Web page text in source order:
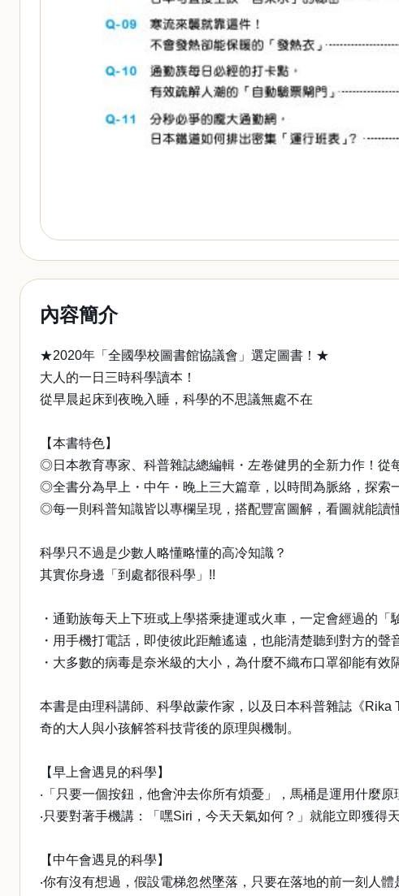
內容簡介
★2020年「全國學校圖書館協議會」選定圖書！★
大人的一日三時科學讀本！
從早晨起床到夜晚入睡，科學的不思議無處不在
【本書特色】
◎日本教育專家、科普雜誌總編輯・左卷健男的全新力作！從
◎全書分為早上・中午・晚上三大篇章，以時間為脈絡，探索
◎每一則科普知識皆以專欄呈現，搭配豐富圖解，看圖就能讀
科學只不過是少數人略懂略懂的高冷知識？
其實你身邊「到處都很科學」!!
・通勤族每天上下班或上學搭乘捷運或火車，一定會經過的「
・用手機打電話，即使彼此距離遙遠，也能清楚聽到對方的聲
・大多數的病毒是奈米級的大小，為什麼不織布口罩卻能有效
本書是由理科講師、科學啟蒙作家，以及日本科普雜誌《
奇的大人與小孩解答科技背後的原理與機制。
【早上會遇見的科學】
‧「只要一個按鈕，他會沖去你所有煩憂」，馬桶是運用什麼原
‧只要對著手機講：「嘿Siri，今天天氣如何？」就能立即獲
【中午會遇見的科學】
‧你有沒有想過，假設電梯忽然墜落，只要在落地的前一刻人